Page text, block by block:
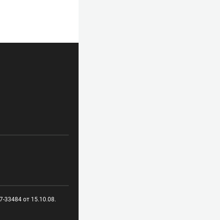
33484 от 15.10.08.